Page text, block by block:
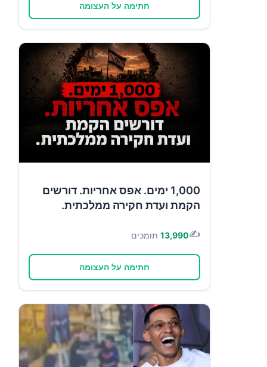
חתימה על העצומה
1,000 ימים. אפס אחריות. דורשים
הקמת ועדת חקירה ממלכתית.
✍️
13,990 תומכים
חתימה על העצומה